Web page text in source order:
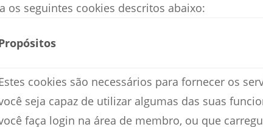
os seguintes cookies descritos abaixo:
cookies são necessários para fornecer os
seja capaz de utilizar algumas das suas
faça login na área de membro, ou que